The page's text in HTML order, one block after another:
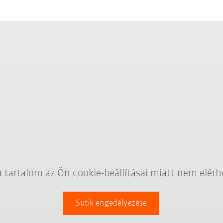
tartalom az Ön cookie-beállításai miatt nem
Sütik engedélyezése